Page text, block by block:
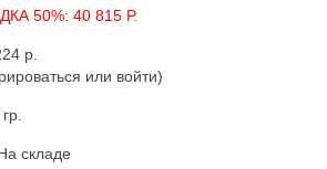
50%: 40 815 Р.
р.
или войти)
складе